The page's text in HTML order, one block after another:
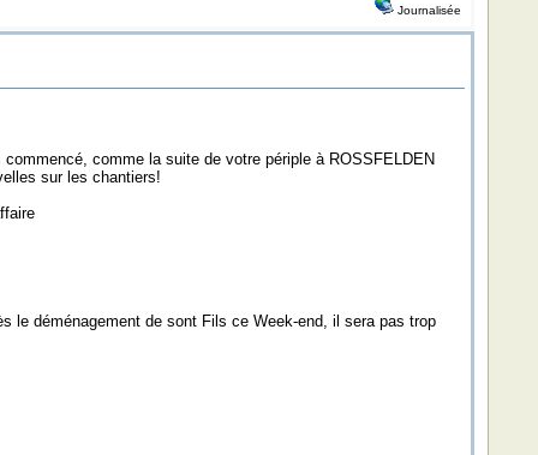
Journalisée
comme la suite de votre périple à ROSSFELDEN
sur les chantiers!
le déménagement de sont Fils ce Week-end, il sera pas trop